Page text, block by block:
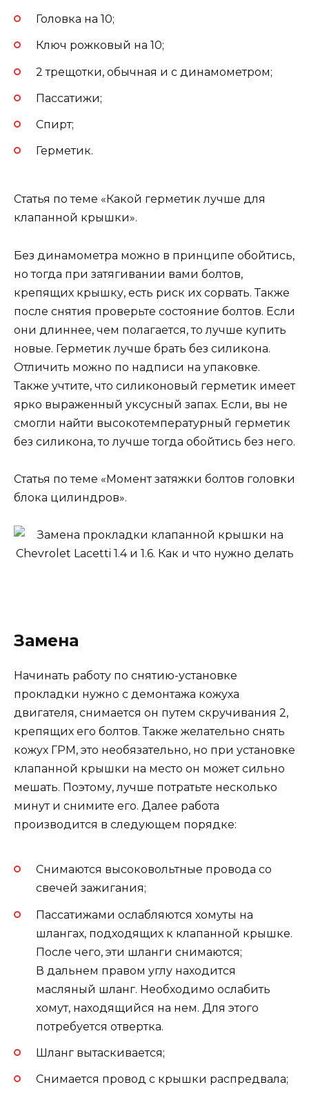
Головка на 10;
Ключ рожковый на 10;
2 трещотки, обычная и с динамометром;
Пассатижи;
Спирт;
Герметик.
Статья по теме «Какой герметик лучше для
клапанной крышки».
Без динамометра можно в принципе обойтись,
но тогда при затягивании вами болтов,
крепящих крышку, есть риск их сорвать. Также
после снятия проверьте состояние болтов. Если
они длиннее, чем полагается, то лучше купить
новые. Герметик лучше брать без силикона.
Отличить можно по надписи на упаковке.
Также учтите, что силиконовый герметик имеет
ярко выраженный уксусный запах. Если, вы не
смогли найти высокотемпературный герметик
без силикона, то лучше тогда обойтись без него.
Статья по теме «Момент затяжки болтов головки
блока цилиндров».
Замена
Начинать работу по снятию-установке
прокладки нужно с демонтажа кожуха
двигателя, снимается он путем скручивания 2,
крепящих его болтов. Также желательно снять
кожух ГРМ, это необязательно, но при установке
клапанной крышки на место он может сильно
мешать. Поэтому, лучше потратьте несколько
минут и снимите его. Далее работа
производится в следующем порядке:
Снимаются высоковольтные провода со
свечей зажигания;
Пассатижами ослабляются хомуты на
шлангах, подходящих к клапанной крышке.
После чего, эти шланги снимаются;
В дальнем правом углу находится
масляный шланг. Необходимо ослабить
хомут, находящийся на нем. Для этого
потребуется отвертка.
Шланг вытаскивается;
Снимается провод с крышки распредвала;